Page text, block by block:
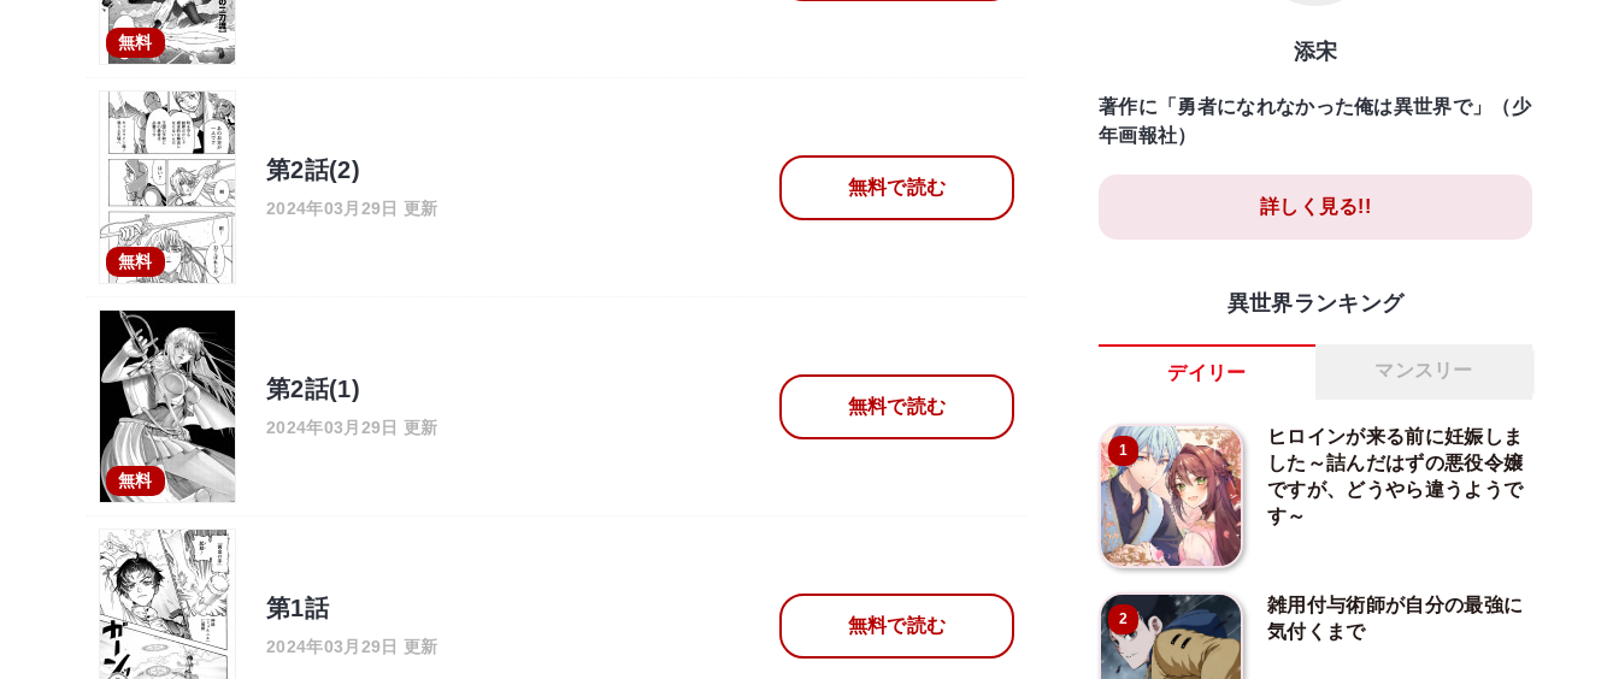
無料
無料
第2話(2)
2024年03月29日 更新
無料で読む
無料
第2話(1)
2024年03月29日 更新
無料で読む
第1話
2024年03月29日 更新
無料で読む
添宋
著作に「勇者になれなかった俺は異世界で」（少
年画報社）
詳しく見る!!
異世界ランキング
デイリー マンスリー
1
ヒロインが来る前に妊娠しま
した～詰んだはずの悪役令嬢
ですが、どうやら違うようで
す～
2
雑用付与術師が自分の最強に
気付くまで